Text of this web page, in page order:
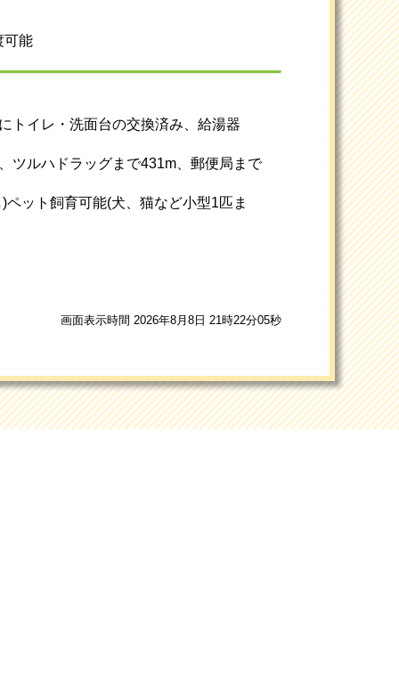
可能
トイレ・洗面台の交換済み、給湯器
ツルハドラッグまで431m、郵便局まで
ト飼育可能(犬、猫など小型1匹ま
画面表示時間 2026年8月8日 21時22分05秒